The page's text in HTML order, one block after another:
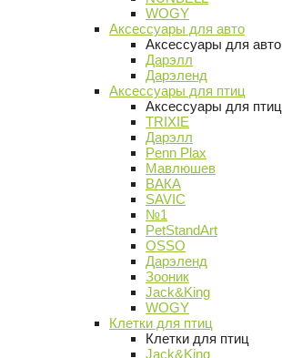
WOGY
Аксессуары для авто
Аксессуары для авто
Дарэлл
Дарэленд
Аксессуары для птиц
Аксессуары для птиц
TRIXIE
Дарэлл
Penn Plax
Мавлюшев
ВАКА
SAVIC
№1
PetStandArt
OSSO
Дарэленд
Зооник
Jack&King
WOGY
Клетки для птиц
Клетки для птиц
Jack&King